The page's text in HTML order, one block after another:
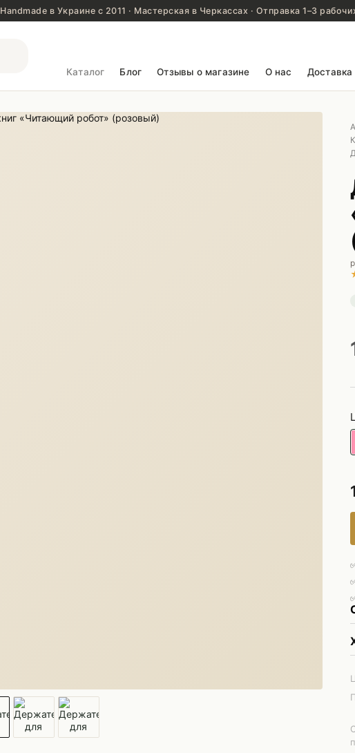
Handmade в Украине с 2011 · Мастерская в Черкассах · Отправка 1–3
Каталог Блог Отзывы о магазине О нас Доставка